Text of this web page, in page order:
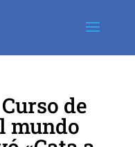
de
mundo